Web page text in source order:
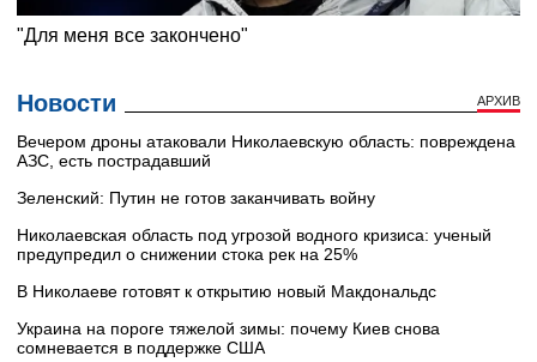
Новости АРХИВ
Вечером дроны атаковали Николаевскую область: повреждена
АЗС, есть пострадавший
Зеленский: Путин не готов заканчивать войну
Николаевская область под угрозой водного кризиса: ученый
предупредил о снижении стока рек на 25%
В Николаеве готовят к открытию новый Макдональдс
Украина на пороге тяжелой зимы: почему Киев снова
сомневается в поддержке США